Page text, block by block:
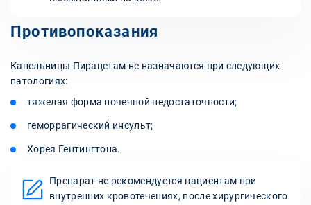
Противопоказания
Капельницы Пирацетам не назначаются при следующих
патологиях:
тяжелая форма почечной недостаточности;
геморрагический инсульт;
Хорея Гентингтона.
Препарат не рекомендуется пациентам при
внутренних кровотечениях, после хирургического